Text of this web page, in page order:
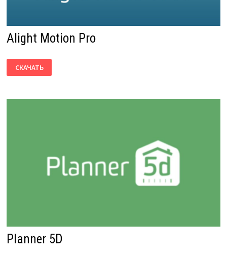
Alight Motion Pro
MOTION
PRO
СКАЧАТЬ
Planner 5D